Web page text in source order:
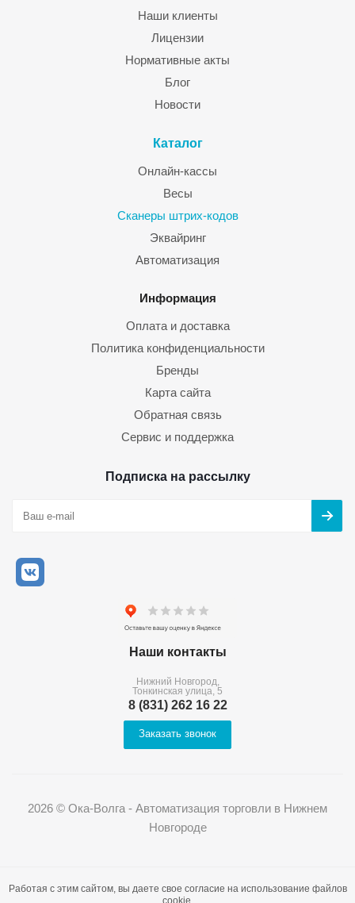
Наши клиенты
Лицензии
Нормативные акты
Блог
Новости
Каталог
Онлайн-кассы
Весы
Сканеры штрих-кодов
Эквайринг
Автоматизация
Информация
Оплата и доставка
Политика конфиденциальности
Бренды
Карта сайта
Обратная связь
Сервис и поддержка
Подписка на рассылку
Наши контакты
Нижний Новгород,
Тонкинская улица, 5
8 (831) 262 16 22
Заказать звонок
2026 © Ока-Волга - Автоматизация торговли в Нижнем
Новгороде
Работая с этим сайтом, вы даете свое согласие на использование файлов
cookie.